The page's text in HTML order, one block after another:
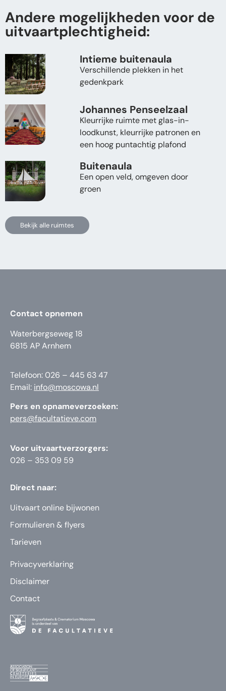
Andere mogelijkheden voor de
uitvaartplechtigheid:
Intieme buitenaula
Verschillende plekken in het
gedenkpark
Johannes Penseelzaal
Kleurrijke ruimte met glas-in-
loodkunst, kleurrijke patronen en
een hoog puntachtig plafond
Buitenaula
Een open veld, omgeven door
groen
Bekijk alle ruimtes
Contact opnemen
Waterbergseweg 18
6815 AP Arnhem
Telefoon: 026 – 445 63 47
Email: info@moscowa.nl
Pers en opnameverzoeken:
pers@facultatieve.com
Voor uitvaartverzorgers:
026 – 353 09 59
Direct naar:
Uitvaart online bijwonen
Formulieren & flyers
Tarieven
Privacyverklaring
Disclaimer
Contact